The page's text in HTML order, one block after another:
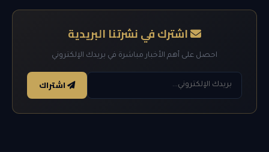
اشترك في نشرتنا البريدية
احصل على أهم الأخبار مباشرة في بريدك الإلكتروني
اشتراك